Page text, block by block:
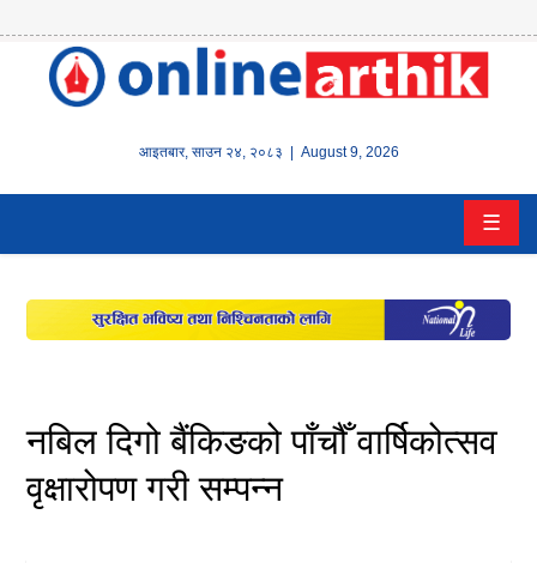
आइतबार, साउन २४, २०८३ | August 9, 2026
होम
वित्त
इन्स्योरेन्स
पूँजीबजार
अटो
☰
नबिल दिगो बैंकिङको पाँचौँ वार्षिकोत्सव
वृक्षारोपण गरी सम्पन्न